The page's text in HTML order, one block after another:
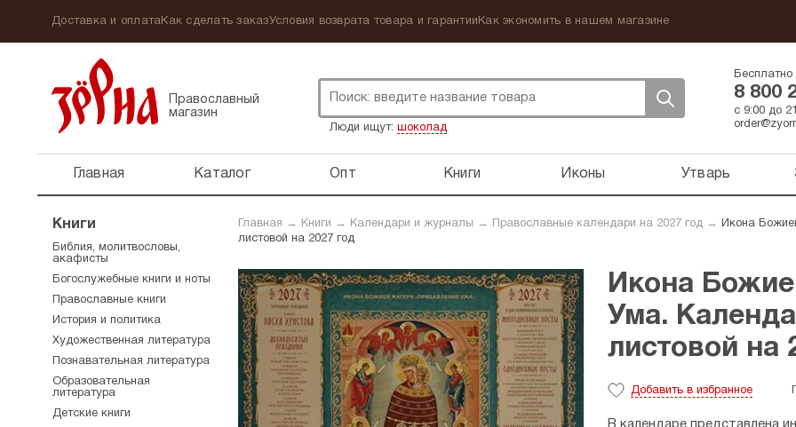
Доставка и оплатаКак сделать заказУсловия возврата товара и гарантии Как экономить в нашем магазине
Православный
магазин
Люди ищут: шоколад
Бесплатно
8 800
с 9:00 до
Главная Каталог Опт Книги Иконы Утварь
Главная → Книги → Календари и журналы → Православные календари на 2027 год →
Икона
листовой на 2027 год
Икона
Ума.
листовой на
Добавить в избранное
В календаре представлена
Книги
Библия, молитвословы,
акафисты
Богослужебные книги и ноты
Православные книги
История и политика
Художественная литература
Познавательная литература
Образовательная
литература
Детские книги